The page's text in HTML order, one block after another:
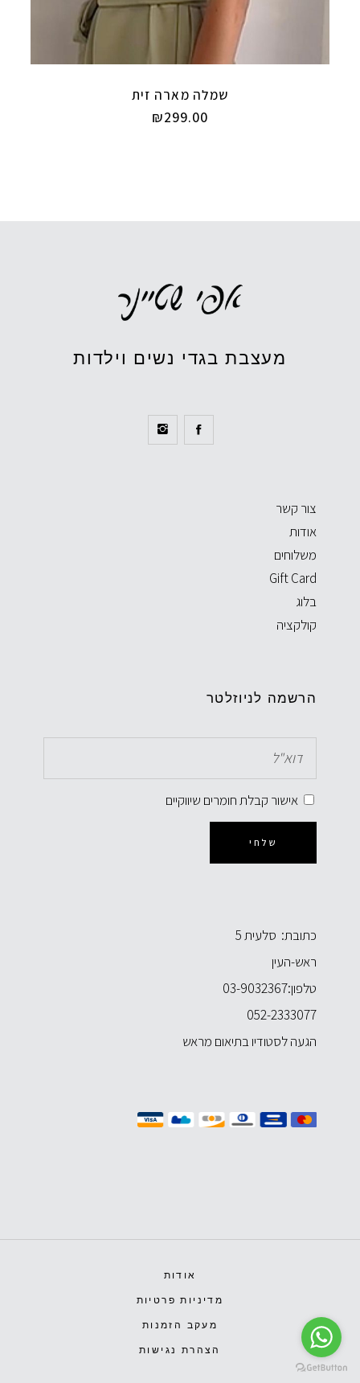
שמלה מארה זית
₪299.00
מעצבת בגדי נשים וילדות
צור קשר
אודות
משלוחים
Gift Card
בלוג
קולקציה
הרשמה לניוזלטר
אישור קבלת חומרים שיווקיים
שלחי
כתובת: סלעית 5
ראש-העין
טלפון:03-9032367
052-2333077
הגעה לסטודיו בתיאום מראש
אודות
מדיניות פרטיות
מעקב הזמנות
הצהרת נגישות